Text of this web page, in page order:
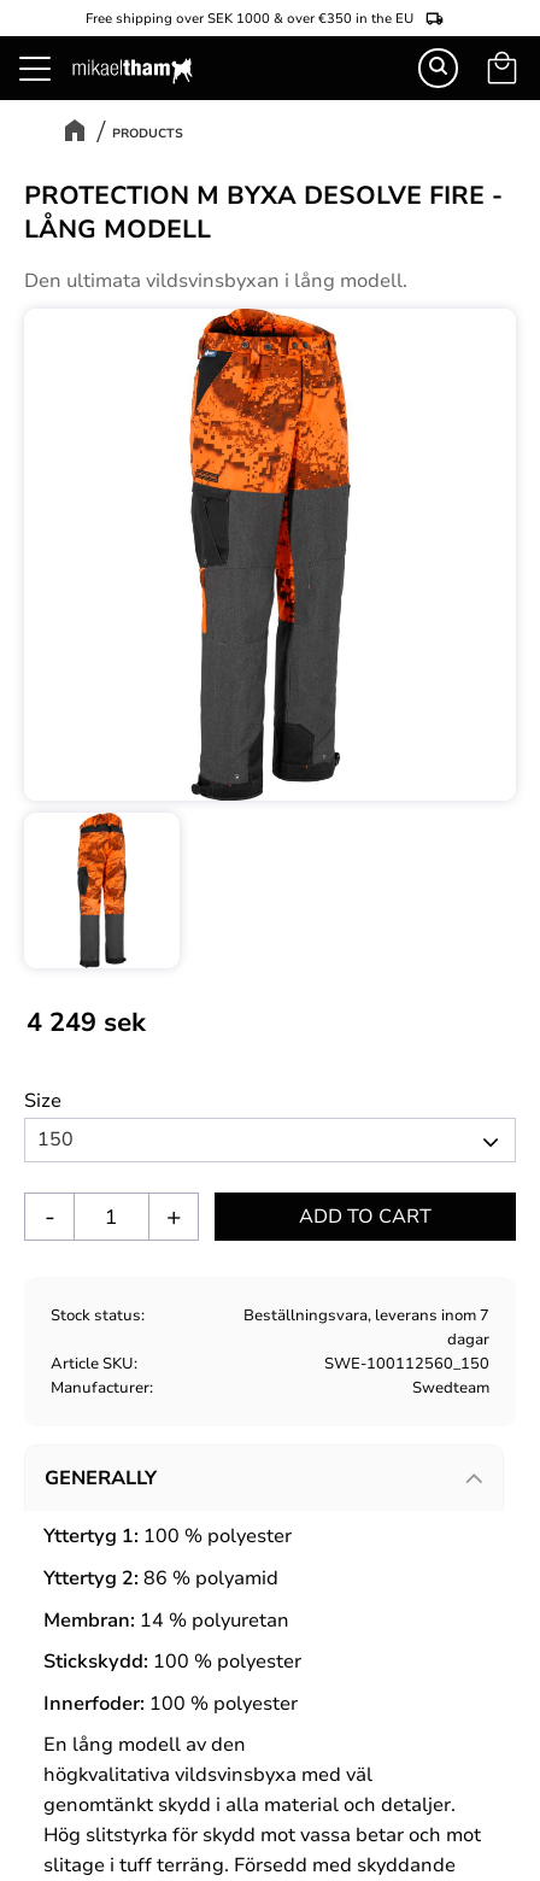
Menu
Free shipping over SEK 1000 & over €350 in the EU
Basket
PRODUCTS
PROTECTION M BYXA DESOLVE FIRE -
LÅNG MODELL
Den ultimata vildsvinsbyxan i lång modell.
4 249 sek
Size
+
-
Stock status
Beställningsvara, leverans inom 7
dagar
Article SKU
SWE-100112560_150
Manufacturer
Swedteam
GENERALLY
Yttertyg 1: 100 % polyester
Yttertyg 2: 86 % polyamid
Membran: 14 % polyuretan
Stickskydd: 100 % polyester
Innerfoder: 100 % polyester
En lång modell av den
högkvalitativa vildsvinsbyxa med väl
genomtänkt skydd i alla material och detaljer.
Hög slitstyrka för skydd mot vassa betar och mot
slitage i tuff terräng. Försedd med skyddande